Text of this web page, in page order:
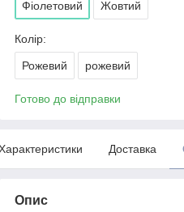
Фіолетовий Жовтий
Колір:
Рожевий рожевий
Готово до відправки
Доставка
Опис